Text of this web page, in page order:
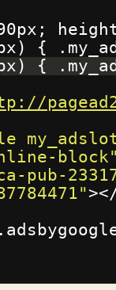
{
{
block"
pub-